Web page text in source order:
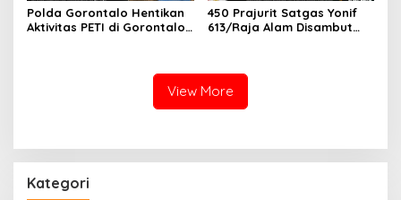
Polda Gorontalo Hentikan
Aktivitas PETI di Gorontalo
450 Prajurit Satgas Yonif
613/Raja Alam Disambut
View More
Kategori